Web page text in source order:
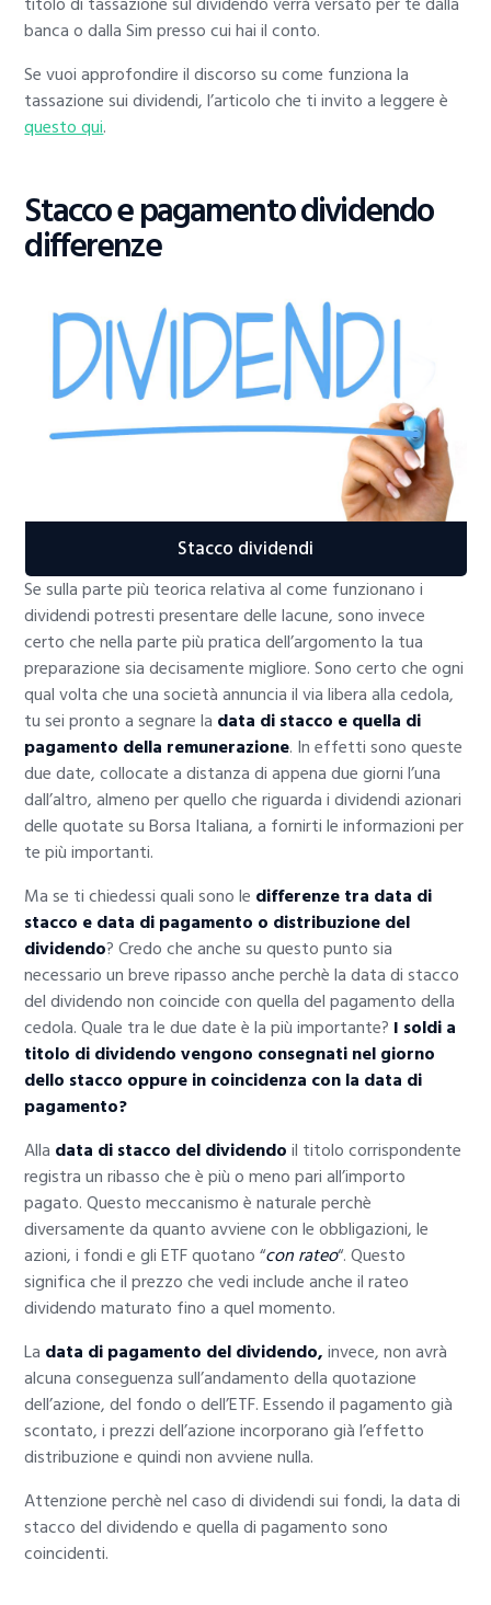
banca o dalla Sim presso cui hai il conto.
Se vuoi approfondire il discorso su come funziona la
tassazione sui dividendi, l’articolo che ti invito a leggere è
questo qui.
Stacco e pagamento dividendo
differenze
Stacco dividendi
Se sulla parte più teorica relativa al come funzionano i
dividendi potresti presentare delle lacune, sono invece
certo che nella parte più pratica dell’argomento la tua
preparazione sia decisamente migliore. Sono certo che ogni
qual volta che una società annuncia il via libera alla cedola,
tu sei pronto a segnare la data di stacco e quella di
pagamento della remunerazione. In effetti sono queste
due date, collocate a distanza di appena due giorni l’una
dall’altro, almeno per quello che riguarda i dividendi azionari
delle quotate su Borsa Italiana, a fornirti le informazioni per
te più importanti.
Ma se ti chiedessi quali sono le differenze tra data di
stacco e data di pagamento o distribuzione del
dividendo? Credo che anche su questo punto sia
necessario un breve ripasso anche perchè la data di stacco
del dividendo non coincide con quella del pagamento della
cedola. Quale tra le due date è la più importante? I soldi a
titolo di dividendo vengono consegnati nel giorno
dello stacco oppure in coincidenza con la data di
pagamento?
Alla data di stacco del dividendoil titolo corrispondente
registra un ribasso che è più o meno pari all’importo
pagato. Questo meccanismo è naturale perchè
diversamente da quanto avviene con le obbligazioni, le
azioni, i fondi e gli ETF quotano “con rateo“. Questo
significa che il prezzo che vedi include anche il rateo
dividendo maturato fino a quel momento.
La data di pagamento del dividendo,invece, non avrà
alcuna conseguenza sull’andamento della quotazione
dell’azione, del fondo o dell’ETF. Essendo il pagamento già
scontato, i prezzi dell’azione incorporano già l’effetto
distribuzione e quindi non avviene nulla.
Attenzione perchè nel caso di dividendi sui fondi, la data di
stacco del dividendo e quella di pagamento sono
coincidenti.